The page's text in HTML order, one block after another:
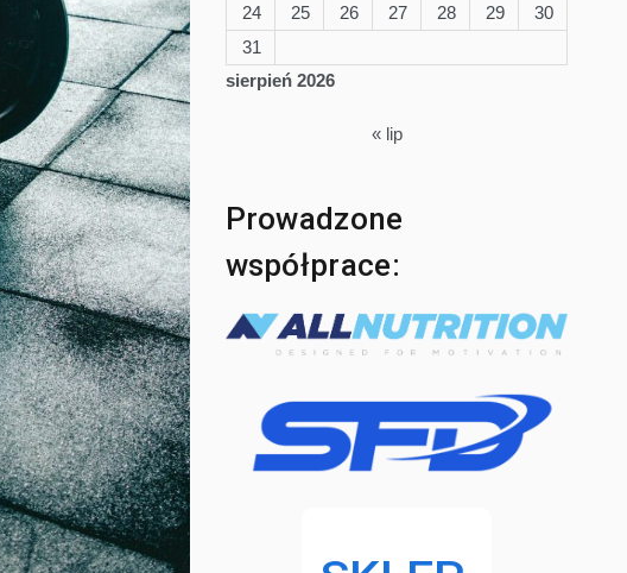
sierpień 2026
24
25 26 27 28 29
30
31
« lip
Prowadzone
współprace: